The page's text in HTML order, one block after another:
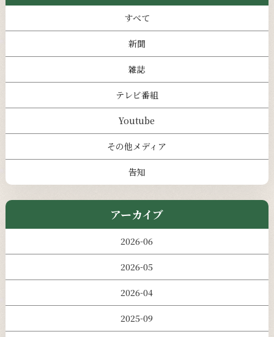
すべて
新聞
雑誌
テレビ番組
Youtube
その他メディア
告知
アーカイブ
2026-06
2026-05
2026-04
2025-09